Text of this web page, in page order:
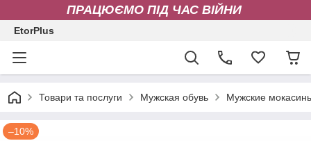
ПРАЦЮЄМО ПІД ЧАС ВІЙНИ
EtorPlus
Товари та послуги Мужская обувь Мужские
–10%